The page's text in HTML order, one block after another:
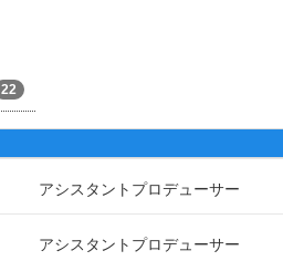
22
アシスタントプロデューサー
アシスタントプロデューサー